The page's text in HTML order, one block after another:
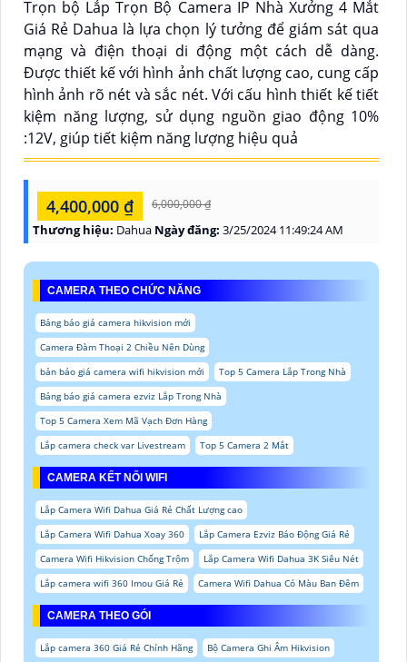
Trọn bộ Lắp Trọn Bộ Camera IP Nhà Xưởng 4 Mắt
Giá Rẻ Dahua là lựa chọn lý tưởng để giám sát qua
mạng và điện thoại di động một cách dễ dàng.
Được thiết kế với hình ảnh chất lượng cao, cung cấp
hình ảnh rõ nét và sắc nét. Với cấu hình thiết kế tiết
kiệm năng lượng, sử dụng nguồn giao động 10%
:12V, giúp tiết kiệm năng lượng hiệu quả
4,400,000 ₫ 6,000,000 ₫
Thương hiệu: Dahua Ngày đăng: 3/25/2024 11:49:24 AM
CAMERA THEO CHỨC NĂNG
Bảng báo giá camera hikvision mới
Camera Đàm Thoại 2 Chiều Nên Dùng
bản báo giá camera wifi hikvision mới
Top 5 Camera Lắp Trong Nhà
Bảng báo giá camera ezviz Lắp Trong Nhà
Top 5 Camera Xem Mã Vạch Đơn Hàng
Lắp camera check var Livestream
Top 5 Camera 2 Mắt
CAMERA KẾT NỐI WIFI
Lắp Camera Wifi Dahua Giá Rẻ Chất Lượng cao
Lắp Camera Wifi Dahua Xoay 360
Lắp Camera Ezviz Báo Động Giá Rẻ
Camera Wifi Hikvision Chống Trộm
Lắp Camera Wifi Dahua 3K Siêu Nét
Lắp camera wifi 360 Imou Giá Rẻ
Camera Wifi Dahua Có Màu Ban Đêm
CAMERA THEO GÓI
Lắp camera 360 Giá Rẻ Chính Hãng
Bộ Camera Ghi Âm Hikvision